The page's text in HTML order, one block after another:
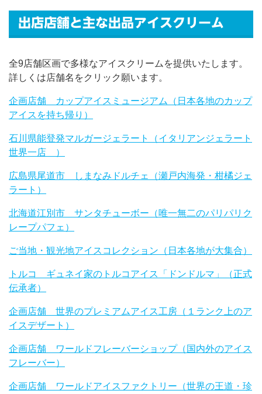
出店店舗と主な出品アイスクリーム
全9店舗区画で多様なアイスクリームを提供いたします。
詳しくは店舗名をクリック願います。
企画店舗 カップアイスミュージアム（日本各地のカップ
アイスを持ち帰り）
石川県能登発マルガージェラート（イタリアンジェラート
世界一店 ）
広島県尾道市 しまなみドルチェ（瀬戸内海発・柑橘ジェ
ラート）
北海道江別市 サンタチューボー（唯一無二のパリパリク
レープパフェ）
ご当地・観光地アイスコレクション（日本各地が大集合）
トルコ ギュネイ家のトルコアイス「ドンドルマ」（正式
伝承者）
企画店舗 世界のプレミアムアイス工房（１ランク上のア
イスデザート）
企画店舗 ワールドフレーバーショップ（国内外のアイス
フレーバー）
企画店舗 ワールドアイスファクトリー（世界の王道・珍